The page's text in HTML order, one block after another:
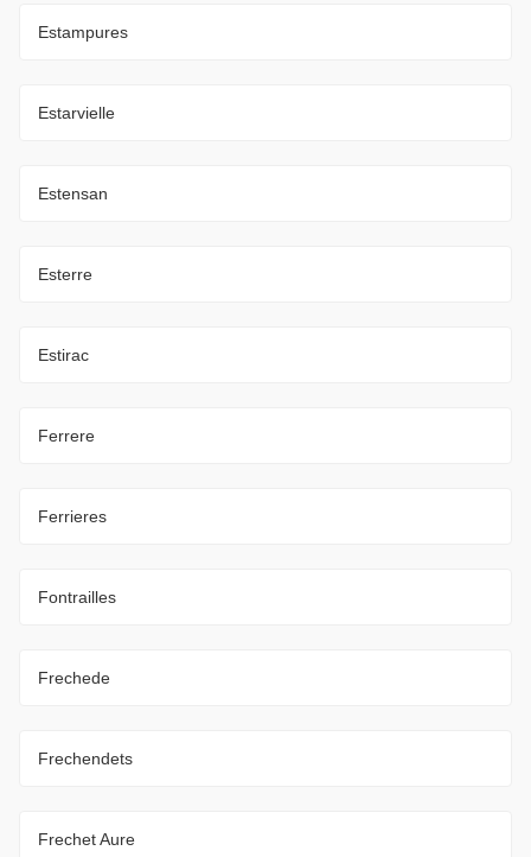
Estampures
Estarvielle
Estensan
Esterre
Estirac
Ferrere
Ferrieres
Fontrailles
Frechede
Frechendets
Frechet Aure